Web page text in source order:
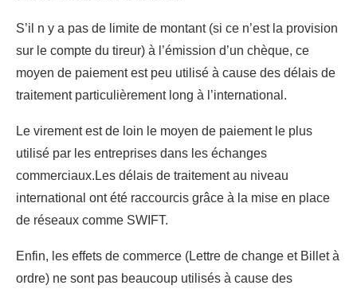
S’il n y a pas de limite de montant (si ce n’est la provision
sur le compte du tireur) à l’émission d’un chèque, ce
moyen de paiement est peu utilisé à cause des délais de
traitement particulièrement long à l’international.
Le virement est de loin le moyen de paiement le plus
utilisé par les entreprises dans les échanges
commerciaux.Les délais de traitement au niveau
international ont été raccourcis grâce à la mise en place
de réseaux comme SWIFT.
Enfin, les effets de commerce (Lettre de change et Billet à
ordre) ne sont pas beaucoup utilisés à cause des